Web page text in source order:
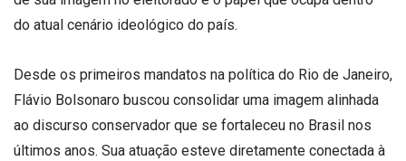
do atual cenário ideológico do país.
Desde os primeiros mandatos na política do Rio de Janeiro,
Flávio Bolsonaro buscou consolidar uma imagem alinhada
ao discurso conservador que se fortaleceu no Brasil nos
últimos anos. Sua atuação esteve diretamente conectada à